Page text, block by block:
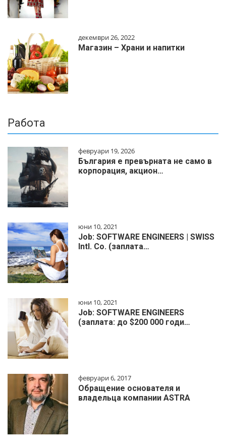
декември 26, 2022
Магазин – Храни и напитки
Работа
февруари 19, 2026
България е превърната не само в
корпорация, акцион…
юни 10, 2021
Job: SOFTWARE ENGINEERS | SWISS
Intl. Co. (заплата…
юни 10, 2021
Job: SOFTWARE ENGINEERS
(заплата: до $200 000 годи…
февруари 6, 2017
Обращение основателя и
владельца компании ASTRA